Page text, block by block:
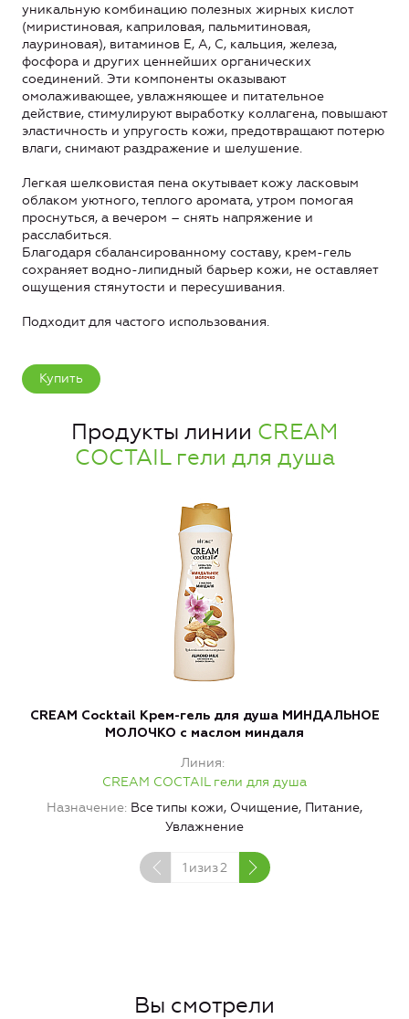
уникальную комбинацию полезных жирных кислот
(миристиновая, каприловая, пальмитиновая,
лауриновая), витаминов E, A, C, кальция, железа,
фосфора и других ценнейших органических
соединений. Эти компоненты оказывают
омолаживающее, увлажняющее и питательное
действие, стимулируют выработку коллагена, повышают
эластичность и упругость кожи, предотвращают потерю
влаги, снимают раздражение и шелушение.
Легкая шелковистая пена окутывает кожу ласковым
облаком уютного, теплого аромата, утром помогая
проснуться, а вечером – снять напряжение и
расслабиться.
Благодаря сбалансированному составу, крем-гель
сохраняет водно-липидный барьер кожи, не оставляет
ощущения стянутости и пересушивания.
Подходит для частого использования.
Купить
Продукты линии CREAM
COCTAIL гели для душа
CREAM Cocktail Крем-гель для душа МИНДАЛЬНОЕ
МОЛОЧКО с маслом миндаля
Линия
CREAM COCTAIL гели для душа
Назначение Все типы кожи, Очищение, Питание,
Увлажнение
1 изиз2
Вы смотрели